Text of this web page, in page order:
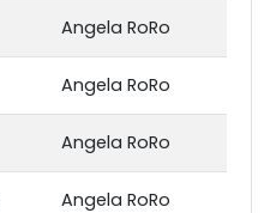
Angela RoRo
Angela RoRo
Angela RoRo
Angela RoRo